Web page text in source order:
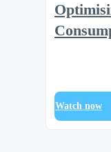
Watch now